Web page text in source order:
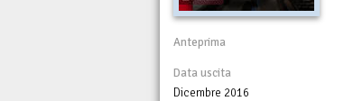
Anteprima
Data uscita
Dicembre 2016